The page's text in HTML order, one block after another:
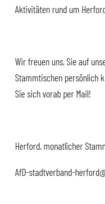
Aktivitäten rund um
Wir freuen uns, Sie auf
Stammtischen persönlich
Sie sich vorab per Mail!
Herford, monatlicher
AfD-stadtverband-